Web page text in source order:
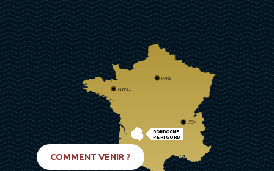
DORDOGNE
PÉRIGORD
PARIS
RENNES
LYON
COMMENT VENIR ?